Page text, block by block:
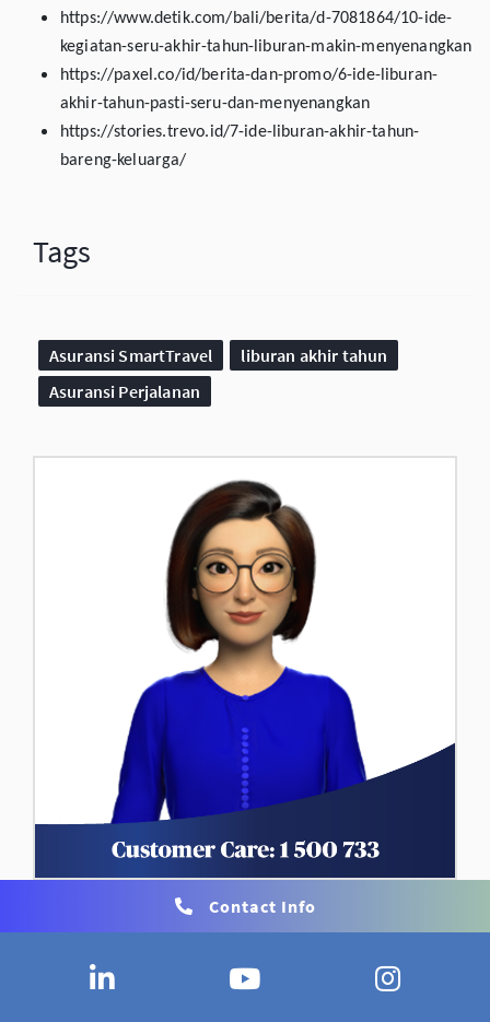
https://www.detik.com/bali/berita/d-7081864/10-ide-
kegiatan-seru-akhir-tahun-liburan-makin-menyenangkan
https://paxel.co/id/berita-dan-promo/6-ide-liburan-
akhir-tahun-pasti-seru-dan-menyenangkan
https://stories.trevo.id/7-ide-liburan-akhir-tahun-
bareng-keluarga/
Tags
Asuransi SmartTravel
liburan akhir tahun
Asuransi Perjalanan
Contact Info